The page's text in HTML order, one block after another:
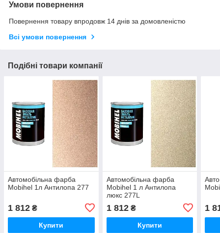
Умови повернення
Повернення товару впродовж 14 днів за домовленістю
Всі умови повернення
Подібні товари компанії
Автомобільна фарба
Mobihel 1л Антилопа 277
1 812 ₴
Купити
Автомобільна фарба
Mobihel 1 л Антилопа
люкс 277L
1 812₴
Купити
1